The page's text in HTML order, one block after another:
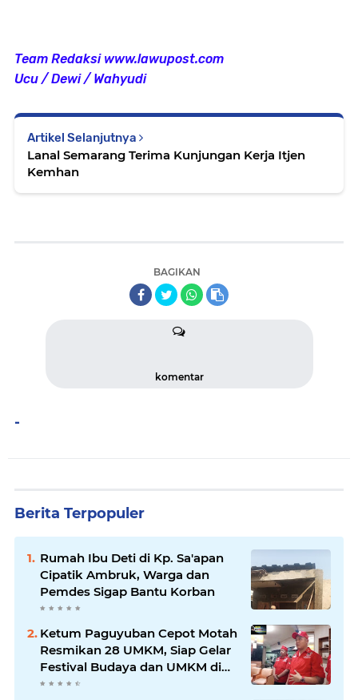
Team Redaksi www.lawupost.com
Ucu / Dewi / Wahyudi
Artikel Selanjutnya
Lanal Semarang Terima Kunjungan Kerja Itjen
Kemhan
BAGIKAN
komentar
-
Berita Terpopuler
Rumah Ibu Deti di Kp. Sa'apan
Cipatik Ambruk, Warga dan
Pemdes Sigap Bantu Korban
Ketum Paguyuban Cepot Motah
Resmikan 28 UMKM, Siap Gelar
Festival Budaya dan UMKM di
Jalan Braga